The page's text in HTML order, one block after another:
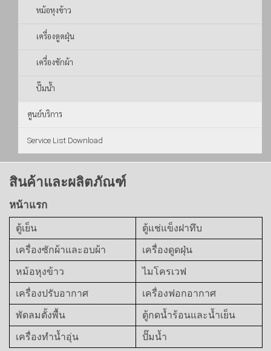
หม้อหุงข้าว
เครื่องดูดฝุ่น
เครื่องซักผ้า
ปั๊มน้ำ
ศูนย์บริการ
Service List Download
สินค้าและผลิตภัณฑ์
หน้าแรก
ตู้เย็น ตู้แช่แข็งฝาทึบ
เครื่องซักผ้าและอบผ้า เครื่องดูดฝุ่น
หม้อหุงข้าว ไมโครเวฟ
เครื่องปรับอากาศ เครื่องฟอกอากาศ
พัดลมตั้งพื้น ตู้กดน้ำร้อนและน้ำเย็น
เครื่องทำน้ำอุ่น ปั๊มน้ำ